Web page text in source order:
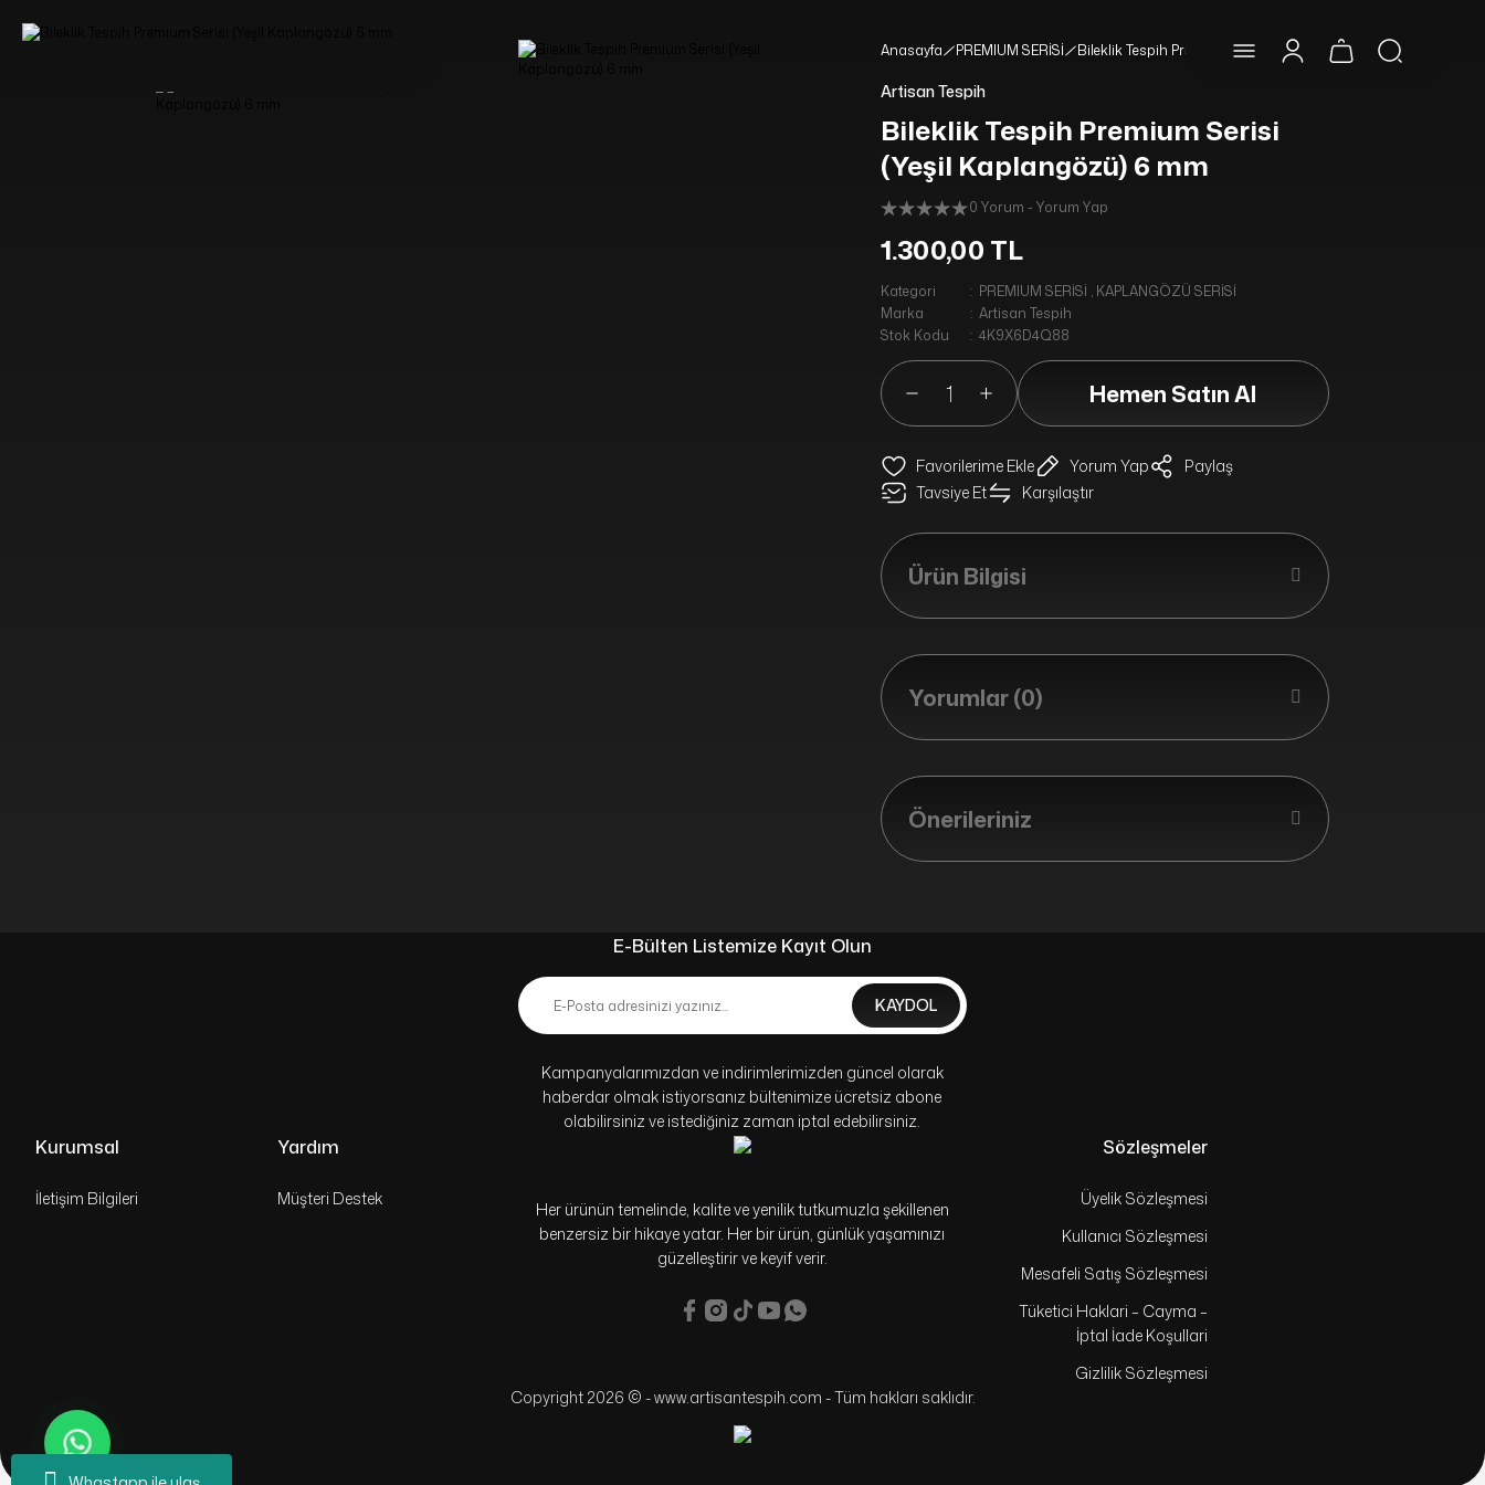
1750 TL VE ÜZERİ ALIŞVERİŞLERİNİZDE KARGO ÜCRETSİZ
Anasayfa PREMIUM SERİSİ Bileklik Tespih Premium Serisi (Yeşil Kaplangözü) 6 mm
Artisan Tespih
Bileklik Tespih Premium Serisi
(Yeşil Kaplangözü) 6 mm
0 Yorum - Yorum Yap
1.300,00 TL
Kategori PREMIUM SERİSİ , KAPLANGÖZÜ SERİSİ
Marka
Artisan Tespih
Stok Kodu
4K9X6D4Q88
Hemen Satın Al
Yorum Yap
Paylaş
Tavsiye Et
Karşılaştır
Ürün Bilgisi
Yorumlar (0)
Önerileriniz
E-Bülten Listemize Kayıt Olun
KAYDOL
Kampanyalarımızdan ve indirimlerimizden güncel olarak
haberdar olmak istiyorsanız bültenimize ücretsiz abone
olabilirsiniz ve istediğiniz zaman iptal edebilirsiniz.
Kurumsal
İletişim Bilgileri
Yardım
Müşteri Destek
Her ürünün temelinde, kalite ve yenilik tutkumuzla şekillenen
benzersiz bir hikaye yatar. Her bir ürün, günlük yaşamınızı
güzelleştirir ve keyif verir.
Sözleşmeler
Üyelik Sözleşmesi
Kullanıcı Sözleşmesi
Mesafeli Satış Sözleşmesi
Tüketici Haklari – Cayma –
İptal İade Koşullari
Gizlilik Sözleşmesi
Copyright 2026 © - www.artisantespih.com - Tüm hakları saklıdır.